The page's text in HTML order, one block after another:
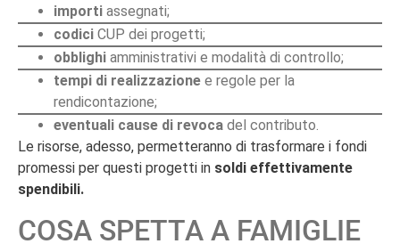
importi assegnati;
codici CUP dei progetti;
obblighi amministrativi e modalità di controllo;
tempi di realizzazione e regole per la
rendicontazione;
eventuali cause di revoca del contributo.
Le risorse, adesso, permetteranno di trasformare i fondi
promessi per questi progetti in soldi effettivamente
spendibili.
COSA SPETTA A FAMIGLIE